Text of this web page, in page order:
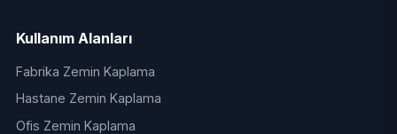
Kullanım Alanları
Fabrika Zemin Kaplama
Hastane Zemin Kaplama
Ofis Zemin Kaplama